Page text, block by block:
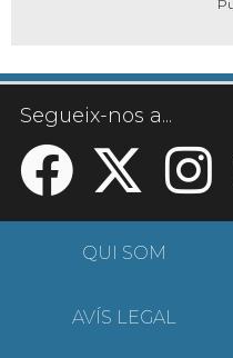
Segueix-nos a...
QUI SOM
AVÍS LEGAL